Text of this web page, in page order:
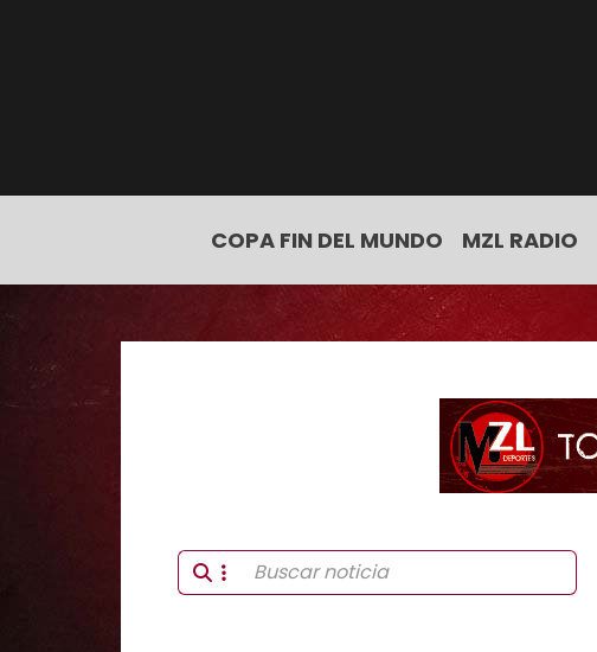
COPA FIN DEL MUNDO MZL RADIO